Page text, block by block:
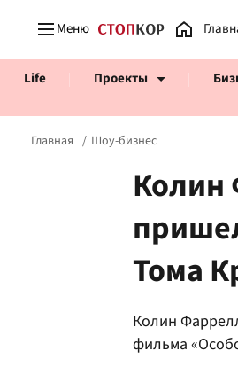
Меню
Life Проекты
Главная Шоу-бизнес
Колин
Тома
Колин
фильма